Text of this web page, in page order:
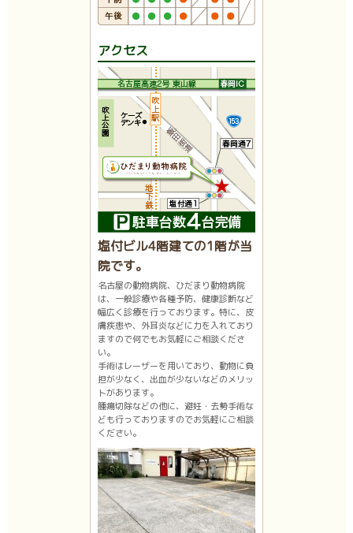
アクセス
塩付ビル4階建ての1階が当
院です。
名古屋の動物病院、ひだまり動物病院
は、一般診療や各種予防、健康診断など
幅広く診療を行っております。特に、皮
膚疾患や、外耳炎などに力を入れており
ますので何でもお気軽にご相談くださ
い。
手術はレーザーを用いており、動物に負
担が少なく、出血が少ないなどのメリッ
トがあります。
腫瘍切除などの他に、避妊・去勢手術な
ども行っておりますのでお気軽にご相談
ください。